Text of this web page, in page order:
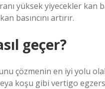
yüksek yiyecekler kan
basıncını artırır.
geçer?
çözmenin en iyi yolu
koşu gibi vertigo